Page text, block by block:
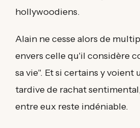
hollywoodiens.
Alain ne cesse alors de
envers celle qu'il considère
sa vie". Et si certains y voient
tardive de rachat
entre eux reste indéniable.